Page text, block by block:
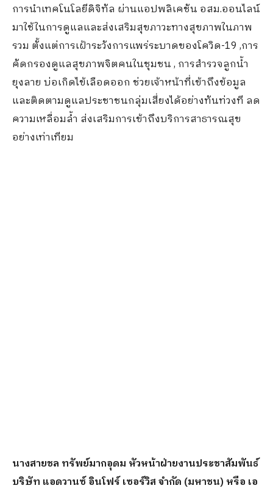
การนำเทคโนโลยีดิจิทัล ผ่านแอปพลิเคชัน อสม.ออนไลน์
มาใช้ในการดูแลและส่งเสริมสุขภาวะทางสุขภาพในภาพ
รวม ตั้งแต่การเฝ้าระวังการแพร่ระบาดของโควิด-19 ,การ
คัดกรองดูแลสุขภาพจิตคนในชุมชน , การสำรวจลูกน้ำ
ยุงลาย บ่อเกิดไข้เลือดออก ช่วยเจ้าหน้าที่เข้าถึงข้อมูล
และติดตามดูแลประชาชนกลุ่มเสี่ยงได้อย่างทันท่วงที ลด
ความเหลื่อมล้ำ ส่งเสริมการเข้าถึงบริการสาธารณสุข
อย่างเท่าเทียม
นางสายชล ทรัพย์มากอุดม หัวหน้าฝ่ายงานประชาสัมพันธ์
บริษัท แอดวานซ์ อินโฟร์ เซอร์วิส จำกัด (มหาชน) หรือ เอ